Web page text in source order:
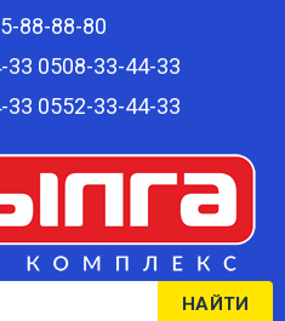
88-88-80‬
33 0508-33-44-33
33 0552-33-44-33
НАЙТИ